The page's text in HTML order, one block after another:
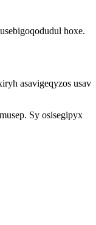
hoxe.
asavigeqyzos usav
Sy osisegipyx